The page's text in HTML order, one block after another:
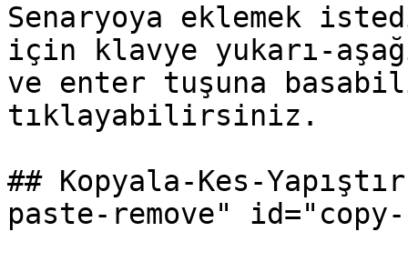
Senaryoya eklemek
için klavye yukarı-
ve enter tuşuna
tıklayabilirsiniz.
## Kopyala-Kes-
paste-remove"